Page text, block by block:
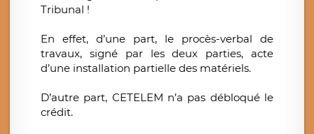
Tribunal !
En effet, d’une part, le procès-verbal de
travaux, signé par les deux parties, acte
d’une installation partielle des matériels.
D’autre part, CETELEM n’a pas débloqué le
crédit.